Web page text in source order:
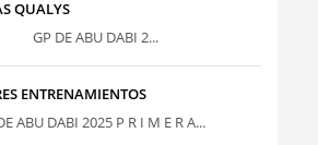
QUALYS
GP DE ABU DABI 2...
ENTRENAMIENTOS
ABU DABI 2025 P R I M E R A...